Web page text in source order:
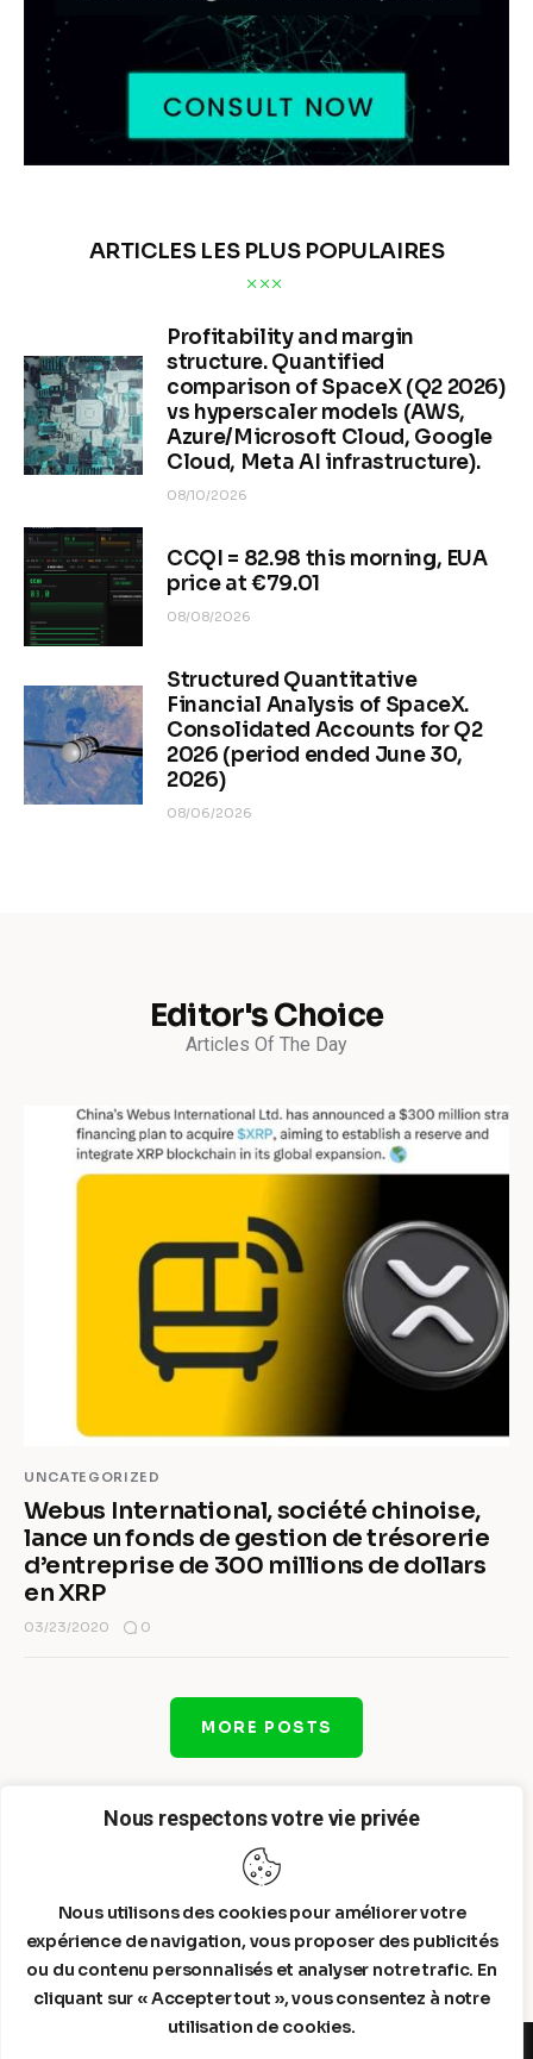
Nous respectons votre vie privée
Nous utilisons des cookies pour améliorer votre
expérience de navigation, vous proposer des publicités
ou du contenu personnalisés et analyser notre trafic. En
cliquant sur « Accepter tout », vous consentez à notre
utilisation de cookies.
ARTICLES LES PLUS POPULAIRES
Profitability and margin
structure. Quantified
comparison of SpaceX (Q2 2026)
vs hyperscaler models (AWS,
Azure/Microsoft Cloud, Google
Cloud, Meta AI infrastructure).
08/10/2026
CCQI = 82.98 this morning, EUA
price at €79.01
08/08/2026
Structured Quantitative
Financial Analysis of SpaceX.
Consolidated Accounts for Q2
2026 (period ended June 30,
2026)
08/06/2026
Editor's Choice
Articles Of The Day
UNCATEGORIZED
Webus International, société chinoise,
lance un fonds de gestion de trésorerie
d’entreprise de 300 millions de dollars
en XRP
03/23/2020 0
MORE POSTS